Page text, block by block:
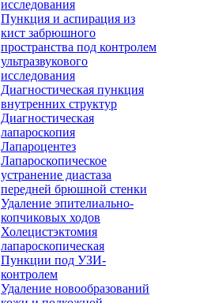
исследования
Пункция и аспирация из
кист забрюшного
пространства под контролем
ультразвукового
исследования
Диагностическая пункция
внутренних структур
Диагностическая
лапароскопия
Лапароцентез
Лапароскопическое
устранение диастаза
передней брюшной стенки
Удаление эпителиально-
копчиковых ходов
Холецистэктомия
лапароскопическая
Пункции под УЗИ-
контролем
Удаление новообразований